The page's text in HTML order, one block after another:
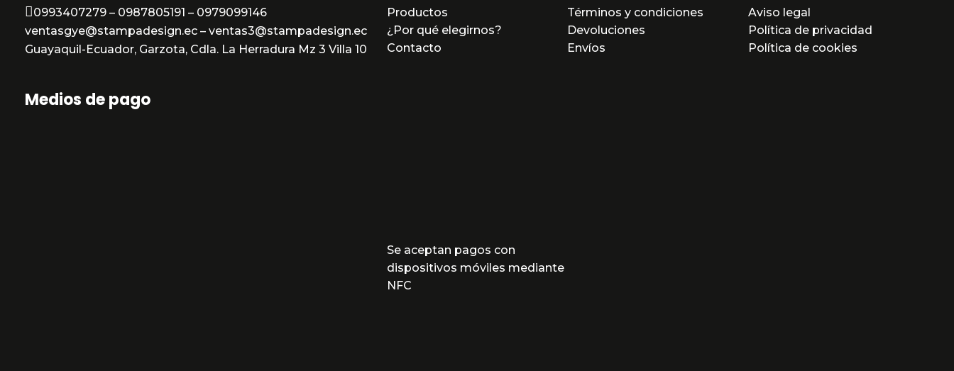
0993407279 – 0987805191 – 0979099146
ventasgye@stampadesign.ec – ventas3@stampadesign.ec
Guayaquil-Ecuador, Garzota, Cdla. La Herradura Mz 3 Villa 10
Medios de pago
Productos
¿Por qué elegirnos?
Contacto
Se aceptan pagos con
dispositivos móviles mediante
NFC
Términos y condiciones
Devoluciones
Envíos
Aviso legal
Política de privacidad
Política de cookies